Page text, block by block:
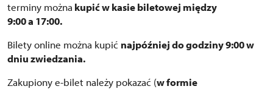
terminy można kupić w kasie biletowej między
9:00 a 17:00.
Bilety online można kupić najpóźniej do godziny 9:00 w
dniu zwiedzania.
Zakupiony e-bilet należy pokazać (w formie